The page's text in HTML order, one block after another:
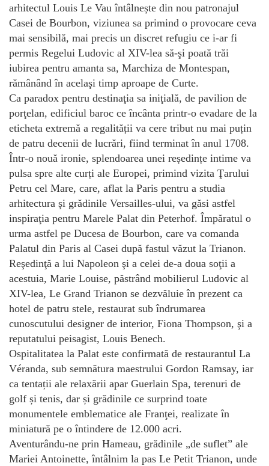
arhitectul Louis Le Vau întâlnește din nou patronajul
Casei de Bourbon, viziunea sa primind o provocare ceva
mai sensibilă, mai precis un discret refugiu ce i-ar fi
permis Regelui Ludovic al XIV-lea să-şi poată trăi
iubirea pentru amanta sa, Marchiza de Montespan,
rămânând în acelaşi timp aproape de Curte.
Ca paradox pentru destinaţia sa iniţială, de pavilion de
porţelan, edificiul baroc ce încânta printr-o evadare de la
eticheta extremă a regalității va cere tribut nu mai puțin
de patru decenii de lucrări, fiind terminat în anul 1708.
Într-o nouă ironie, splendoarea unei reședințe intime va
pulsa spre alte curți ale Europei, primind vizita Ţarului
Petru cel Mare, care, aflat la Paris pentru a studia
arhitectura şi grădinile Versailles-ului, va găsi astfel
inspiraţia pentru Marele Palat din Peterhof. Împăratul o
urma astfel pe Ducesa de Bourbon, care va comanda
Palatul din Paris al Casei după fastul văzut la Trianon.
Reşedinţă a lui Napoleon şi a celei de-a doua soţii a
acestuia, Marie Louise, păstrând mobilierul Ludovic al
XIV-lea, Le Grand Trianon se dezvăluie în prezent ca
hotel de patru stele, restaurat sub îndrumarea
cunoscutului designer de interior, Fiona Thompson, şi a
reputatului peisagist, Louis Benech.
Ospitalitatea la Palat este confirmată de restaurantul La
Véranda, sub semnătura maestrului Gordon Ramsay, iar
ca tentații ale relaxării apar Guerlain Spa, terenuri de
golf și tenis, dar și grădinile ce surprind toate
monumentele emblematice ale Franţei, realizate în
miniatură pe o întindere de 12.000 acri.
Aventurându-ne prin Hameau, grădinile „de suflet” ale
Mariei Antoinette, întâlnim la pas Le Petit Trianon, unde